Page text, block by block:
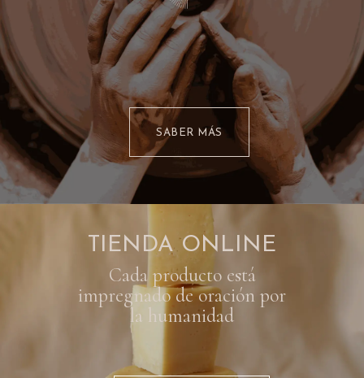
SAB​​E​​​​​​​​​​​​​​​​​​​​R ​​M​​Á​​​​​​S
TIENDA ONLINE
Cada producto está
impregnado de oración por
la humanidad